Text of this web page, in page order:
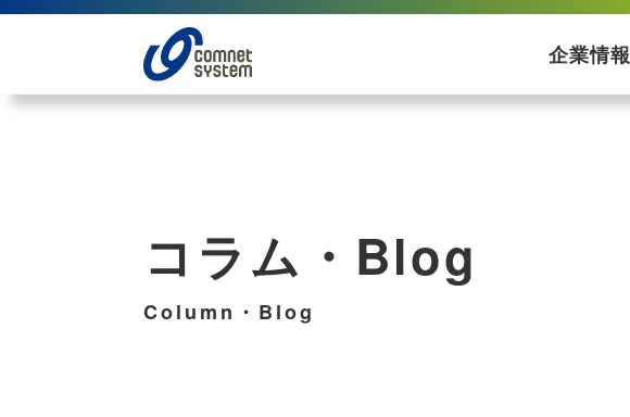
企業情報
コラム・Blog
Column・Blog